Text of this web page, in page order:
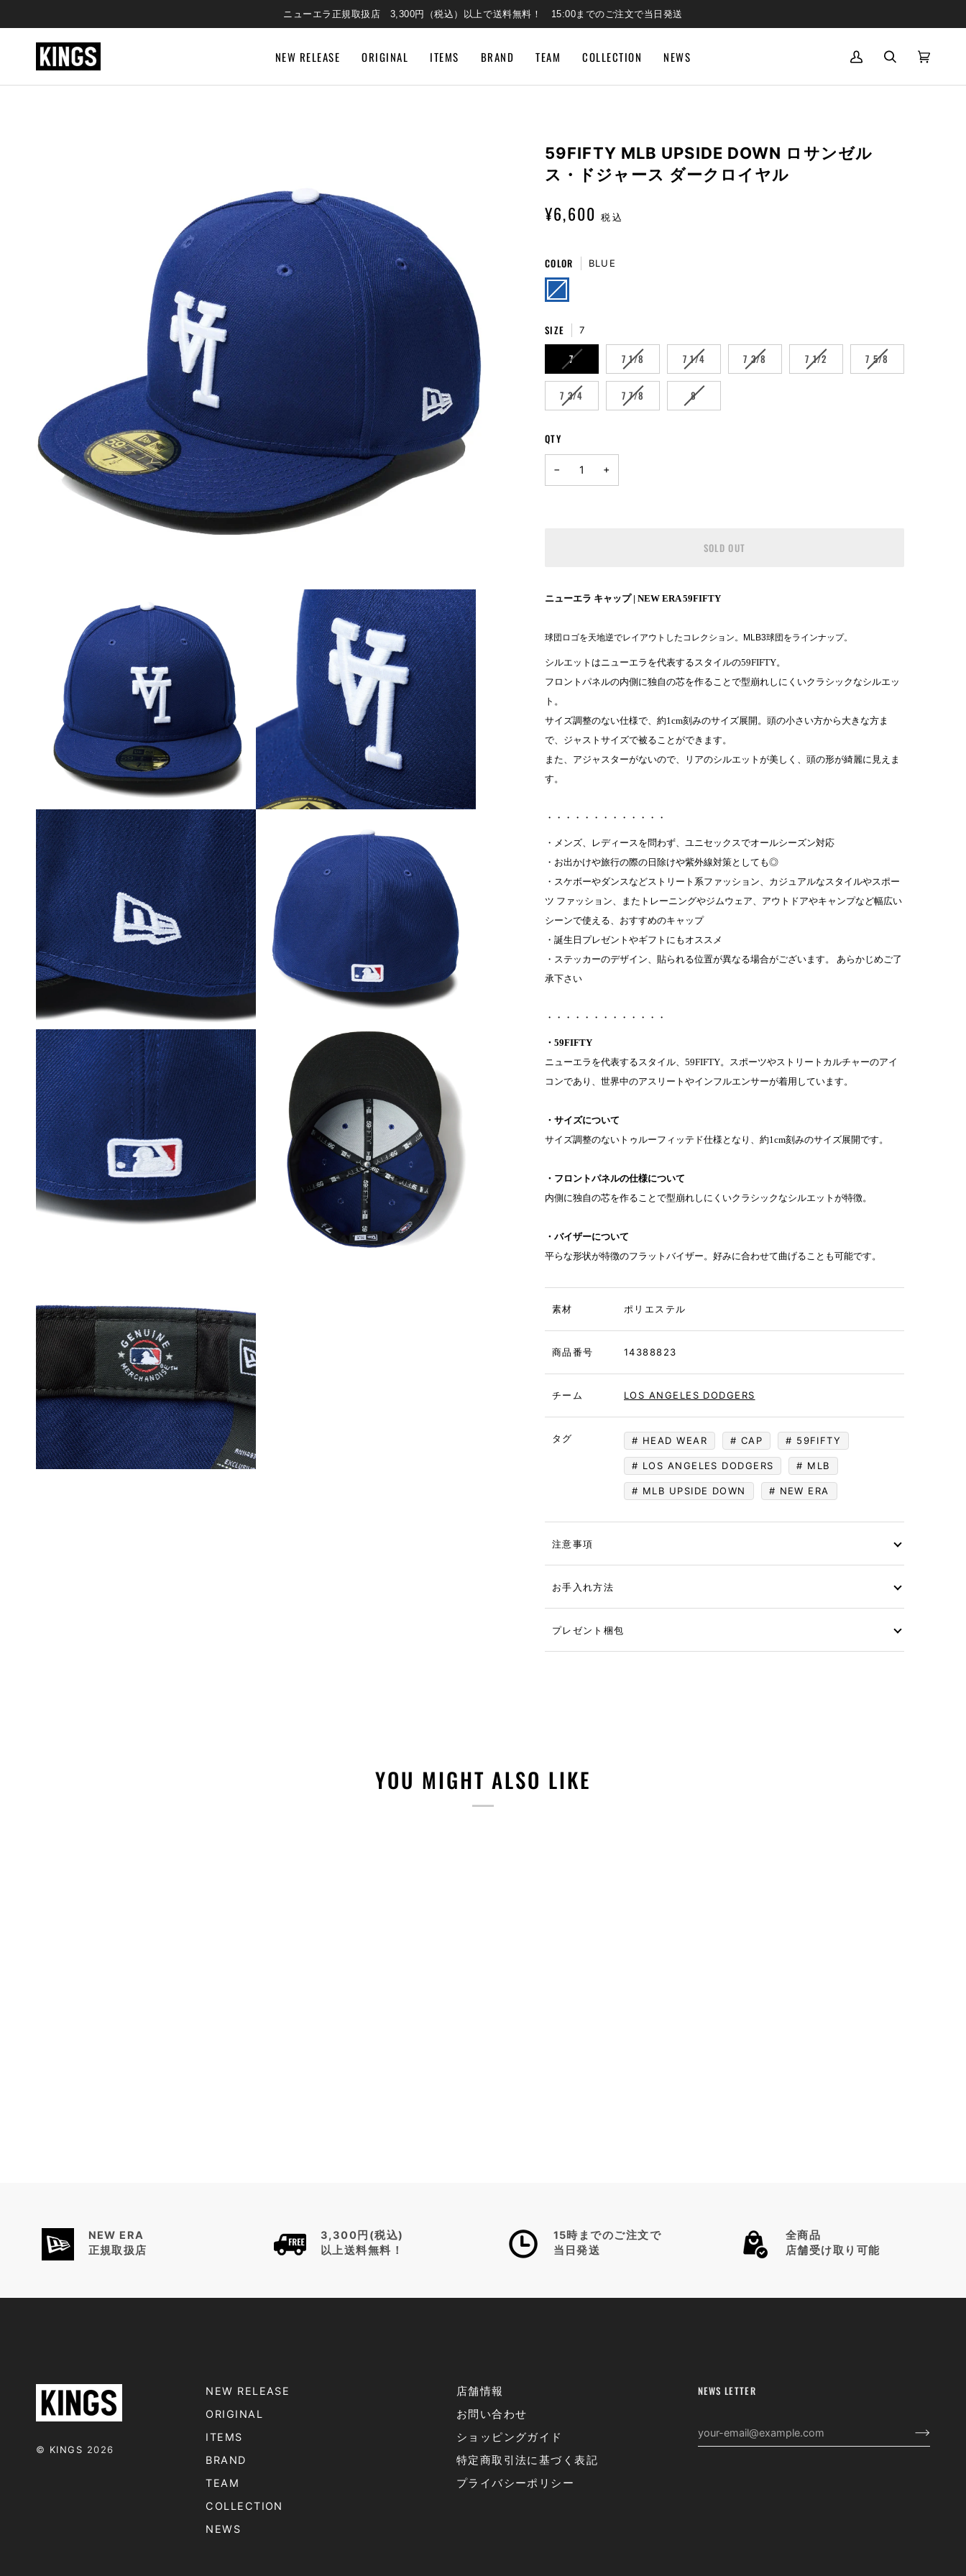
ニューエラ正規取扱店 3,300円（税込）以上で送料無料！ 15:00までのご注文で当日発送
NEW RELEASE ORIGINAL ITEMS BRAND TEAM COLLECTION NEWS
MY
SEARCHCART
59FIFTY MLB UPSIDE DOWN ロサンゼル
ス・ドジャース ダークロイヤル
¥6,600 税込
COLOR BLUE
BLUE
VARIANT
SOLD
OUT
UNAVAILABLE
SIZE 7
7VARIANT
SOLD
OUT
OR
UNAVAILABLE
7 1/8VARIANT
SOLD
OUT
OR
UNAVAILABLE
7 1/4VARIANT
SOLD
OUT
OR
UNAVAILABLE
7 3/8VARIANT
SOLD
7 1/2VARIANT
SOLD
7 5/8VARIANT
SOLD
7 3/4VARIANT
SOLD
7 7/8VARIANT
SOLD
8VARIANT
SOLD
QTY
− +
SOLD OUT
ニューエラ キャップ | NEW ERA 59FIFTY
球団ロゴを天地逆でレイアウトしたコレクション。MLB3球団をラインナップ。
シルエットはニューエラを代表するスタイルの59FIFTY。
フロントパネルの内側に独自の芯を作ることで型崩れしにくいクラシックなシルエッ
ト。
サイズ調整のない仕様で、約1cm刻みのサイズ展開。頭の小さい方から大きな方ま
で、ジャストサイズで被ることができます。
また、アジャスターがないので、リアのシルエットが美しく、頭の形が綺麗に見えま
す。
・・・・・・・・・・・・・
・メンズ、レディースを問わず、ユニセックスでオールシーズン対応
・お出かけや旅行の際の日除けや紫外線対策としても◎
・スケボーやダンスなどストリート系ファッション、カジュアルなスタイルやスポー
ツ ファッション、またトレーニングやジムウェア、アウトドアやキャンプなど幅広い
シーンで使える、おすすめのキャップ
・誕生日プレゼントやギフトにもオススメ
・ステッカーのデザイン、貼られる位置が異なる場合がございます。 あらかじめご了
承下さい
・・・・・・・・・・・・・
・59FIFTY
ニューエラを代表するスタイル、59FIFTY。スポーツやストリートカルチャーのアイ
コンであり、世界中のアスリートやインフルエンサーが着用しています。
・サイズについて
サイズ調整のないトゥルーフィッテド仕様となり、約1cm刻みのサイズ展開です。
・フロントパネルの仕様について
内側に独自の芯を作ることで型崩れしにくいクラシックなシルエットが特徴。
・バイザーについて
平らな形状が特徴のフラットバイザー。好みに合わせて曲げることも可能です。
素材 ポリエステル
商品番号 14388823
チーム LOS ANGELES DODGERS
タグ HEAD WEAR CAP 59FIFTY
LOS ANGELES DODGERS MLB
MLB UPSIDE DOWN NEW ERA
注意事項
お手入れ方法
プレゼント梱包
YOU MIGHT ALSO LIKE
NEW ERA
正規取扱店
3,300円(税込)
以上送料無料！
15時までのご注文で
当日発送
全商品
店舗受け取り可能
© KINGS 2026
NEW RELEASE
ORIGINAL
ITEMS
BRAND
TEAM
COLLECTION
NEWS
店舗情報
お問い合わせ
ショッピングガイド
特定商取引法に基づく表記
プライバシーポリシー
NEWS LETTER